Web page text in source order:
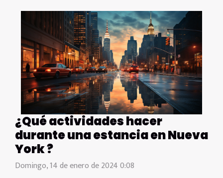
¿Qué actividades hacer
durante una estancia en Nueva
York ?
Domingo, 14 de enero de 2024 0:08